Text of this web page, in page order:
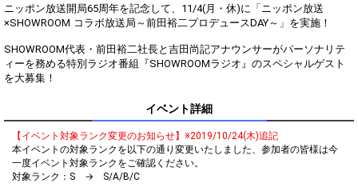
popularity ranking and your
ranking go up.
send them gifts.
To send performers paid items,
you must use Show Gold.
Close
ニッポン放送開局65周年を記念して、11/4(月・休)に「ニッポン放送
×SHOWROOM コラボ放送局～前田裕二プロデュースDAY～」を実施！
SHOWROOM代表・前田裕二社長と吉田尚記アナウンサーがパーソナリテ
ィーを務める特別ラジオ番組『SHOWROOMラジオ』のスペシャルゲスト
を大募集！
イベント詳細
【イベント対象ランク変更のお知らせ】※2019/10/24(木)追記
本イベントの対象ランクを以下の通り変更いたしました、参加者の皆様は今
一度イベント対象ランクをご確認ください。
対象ランク：S → S/A/B/C